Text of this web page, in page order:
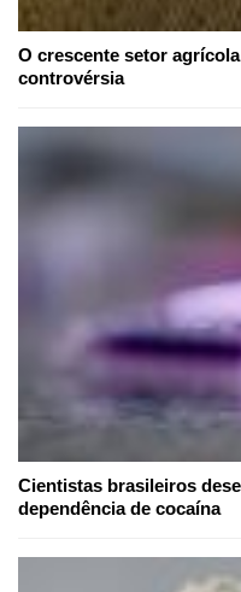
O crescente setor
controvérsia
Cientistas brasileiros
dependência de cocaína